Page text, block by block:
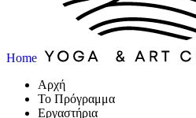
Home
Αρχή
Το Πρόγραμμα
Εργαστήρια